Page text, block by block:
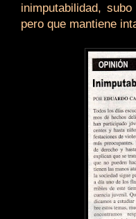
inimputabilidad,
pero que mantiene